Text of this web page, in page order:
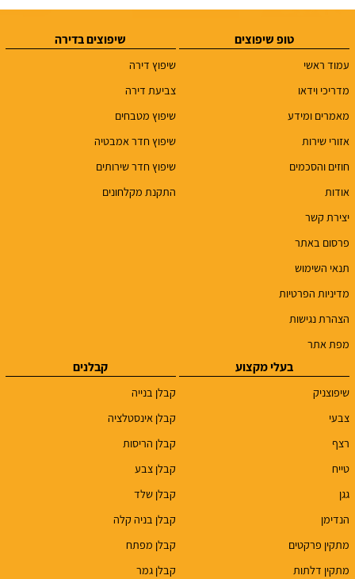
טופ שיפוצים
עמוד ראשי
מדריכי וידאו
מאמרים ומידע
אזורי שירות
חוזים והסכמים
אודות
יצירת קשר
פרסום באתר
תנאי השימוש
מדיניות הפרטיות
הצהרת נגישות
מפת אתר
שיפוצים בדירה
שיפוץ דירה
צביעת דירה
שיפוץ מטבחים
שיפוץ חדר אמבטיה
שיפוץ חדר שירותים
התקנת מקלחונים
בעלי מקצוע
שיפוצניק
צבעי
רצף
טייח
גגן
הנדימן
מתקין פרקטים
מתקין דלתות
קבלנים
קבלן בנייה
קבלן אינסטלציה
קבלן הריסות
קבלן צבע
קבלן שלד
קבלן בניה קלה
קבלן מפתח
קבלן גמר